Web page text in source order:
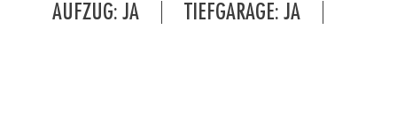
AUFZUG: JA TIEFGARAGE: JA